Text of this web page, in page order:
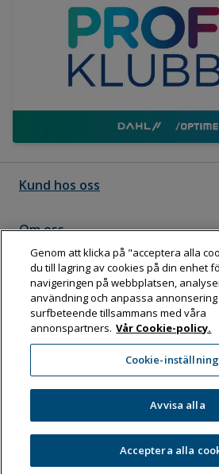
Kund hos oss
Om oss
Följ Dahl
Dahl Sverige AB
Box 11076, 161 11
Tel:08-583 595
Genom att klicka på "acceptera alla
du till lagring av cookies på din enhet
navigeringen på webbplatsen,
användning och anpassa
surfbeteende tillsammans med våra
annonspartners. Vår Cookie-policy.
Cookie-
Avvisa alla
Acceptera alla